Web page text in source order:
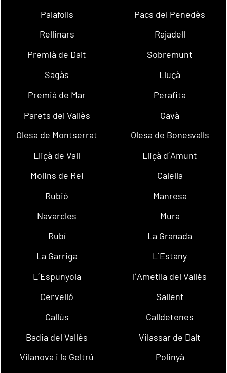
Palafolls
Pacs del Penedès
Rellinars
Rajadell
Premià de Dalt
Sobremunt
Sagàs
Lluçà
Premià de Mar
Perafita
Parets del Vallès
Gavà
Olesa de Montserrat
Olesa de Bonesvalls
Lliçà de Vall
Lliçà d´Amunt
Molins de Rei
Calella
Rubió
Manresa
Navarcles
Mura
Rubí
La Granada
La Garriga
L´Estany
L´Espunyola
l´Ametlla del Vallès
Cervelló
Sallent
Callús
Calldetenes
Badia del Vallès
Vilassar de Dalt
Vilanova i la Geltrú
Polinyà